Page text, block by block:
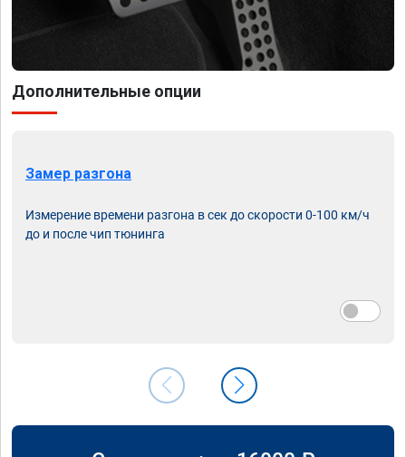
Дополнительные опции
Замер разгона
Измерение времени разгона в сек до скорости 0-100 км/ч
до и после чип тюнинга